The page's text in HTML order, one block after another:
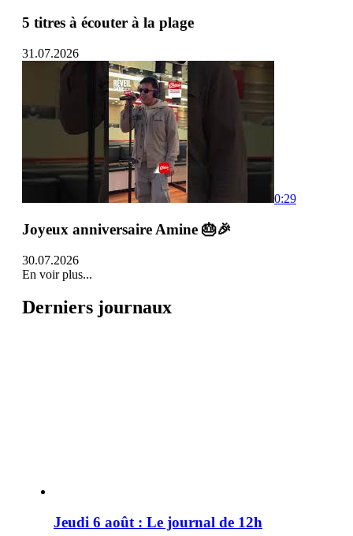
5 titres à écouter à la plage
31.07.2026
0:29
Joyeux anniversaire Amine 🎂🎉
30.07.2026
En voir plus...
Derniers journaux
Jeudi 6 août : Le journal de 12h